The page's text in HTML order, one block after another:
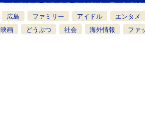
広島 ファミリー アイドル エンタメ
映画 どうぶつ 社会 海外情報 ファ